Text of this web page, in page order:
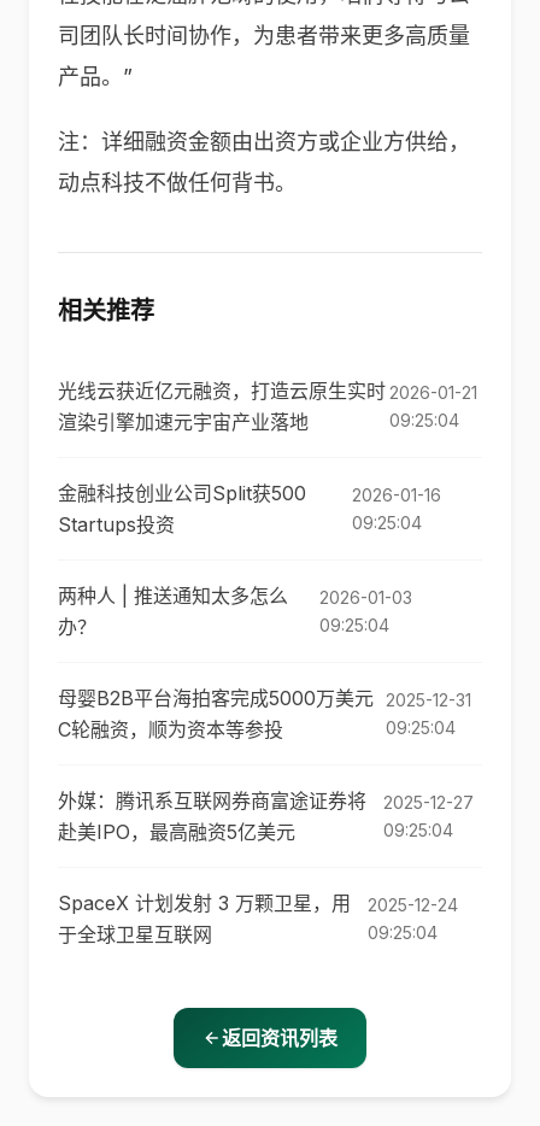
司团队长时间协作，为患者带来更多高质量
产品。”
注：详细融资金额由出资方或企业方供给，
动点科技不做任何背书。
相关推荐
光线云获近亿元融资，打造云原生实时
渲染引擎加速元宇宙产业落地
2026-01-21
09:25:04
金融科技创业公司Split获500
Startups投资
2026-01-16
09:25:04
两种人 | 推送通知太多怎么
办？
2026-01-03
09:25:04
母婴B2B平台海拍客完成5000万美元
C轮融资，顺为资本等参投
2025-12-31
09:25:04
外媒：腾讯系互联网券商富途证券将
赴美IPO，最高融资5亿美元
2025-12-27
09:25:04
SpaceX 计划发射 3 万颗卫星，用
于全球卫星互联网
2025-12-24
09:25:04
返回资讯列表